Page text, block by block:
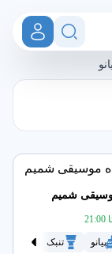
شمیم
پیانو تنبک